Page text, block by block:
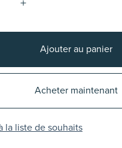
Ajouter au panier
Acheter maintenant
la liste de souhaits